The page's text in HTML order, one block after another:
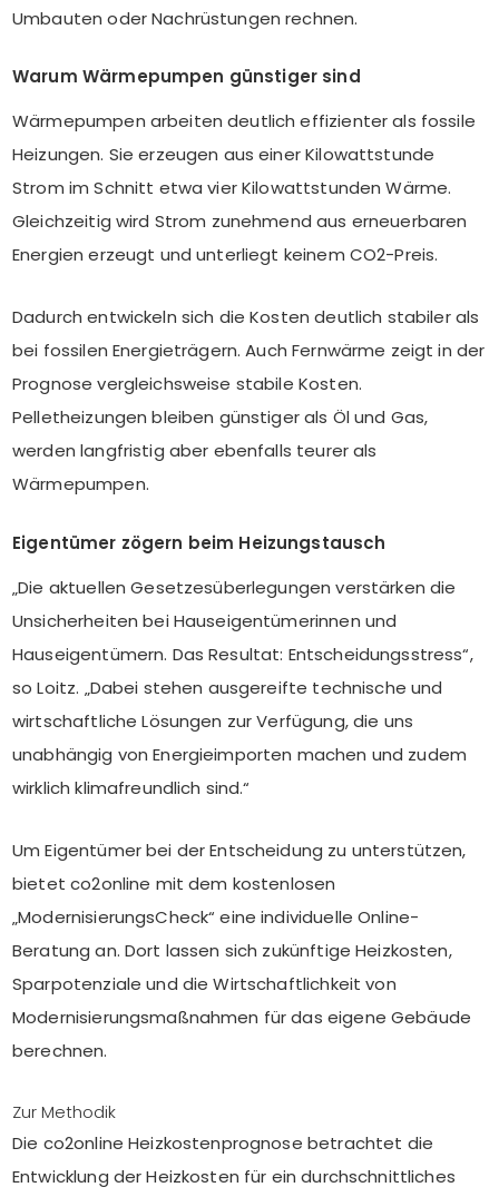
Umbauten oder Nachrüstungen rechnen.
Warum Wärmepumpen günstiger sind
Wärmepumpen arbeiten deutlich effizienter als fossile
Heizungen. Sie erzeugen aus einer Kilowattstunde
Strom im Schnitt etwa vier Kilowattstunden Wärme.
Gleichzeitig wird Strom zunehmend aus erneuerbaren
Energien erzeugt und unterliegt keinem CO2-Preis.
Dadurch entwickeln sich die Kosten deutlich stabiler als
bei fossilen Energieträgern. Auch Fernwärme zeigt in der
Prognose vergleichsweise stabile Kosten.
Pelletheizungen bleiben günstiger als Öl und Gas,
werden langfristig aber ebenfalls teurer als
Wärmepumpen.
Eigentümer zögern beim Heizungstausch
„Die aktuellen Gesetzesüberlegungen verstärken die
Unsicherheiten bei Hauseigentümerinnen und
Hauseigentümern. Das Resultat: Entscheidungsstress“,
so Loitz. „Dabei stehen ausgereifte technische und
wirtschaftliche Lösungen zur Verfügung, die uns
unabhängig von Energieimporten machen und zudem
wirklich klimafreundlich sind.“
Um Eigentümer bei der Entscheidung zu unterstützen,
bietet co2online mit dem kostenlosen
„ModernisierungsCheck“ eine individuelle Online-
Beratung an. Dort lassen sich zukünftige Heizkosten,
Sparpotenziale und die Wirtschaftlichkeit von
Modernisierungsmaßnahmen für das eigene Gebäude
berechnen.
Zur Methodik
Die co2online Heizkostenprognose betrachtet die
Entwicklung der Heizkosten für ein durchschnittliches